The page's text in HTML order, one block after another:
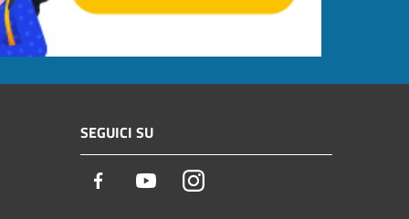
SEGUICI SU
Facebook YoutubeInstagram